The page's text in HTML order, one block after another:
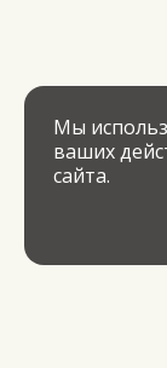
Мы
ваших
сайта.